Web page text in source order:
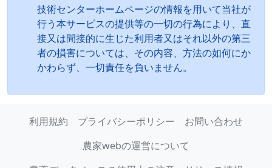
技術センターホームページの情報を用いて当社が
行う本サービスの提供等の一切の行為により、直
接又は間接的に生じた利用者又はそれ以外の第三
者の損害については、その内容、方法の如何にか
かわらず、一切責任を負いません。
利用規約 プライバシーポリシー
お問い合わせ
農家webの運営について